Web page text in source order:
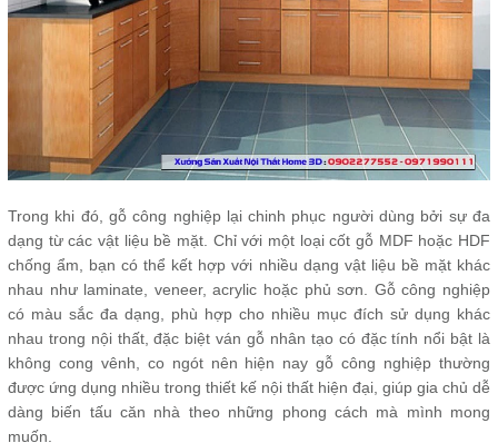
Trong khi đó, gỗ công nghiệp lại chinh phục người dùng bởi sự đa
dạng từ các vật liệu bề mặt. Chỉ với một loại cốt gỗ MDF hoặc HDF
chống ẩm, bạn có thể kết hợp với nhiều dạng vật liệu bề mặt khác
nhau như laminate, veneer, acrylic hoặc phủ sơn. Gỗ công nghiệp
có màu sắc đa dạng, phù hợp cho nhiều mục đích sử dụng khác
nhau trong nội thất, đặc biệt ván gỗ nhân tạo có đặc tính nổi bật là
không cong vênh, co ngót nên hiện nay gỗ công nghiệp thường
được ứng dụng nhiều trong thiết kế nội thất hiện đại, giúp gia chủ dễ
dàng biến tấu căn nhà theo những phong cách mà mình mong
muốn.